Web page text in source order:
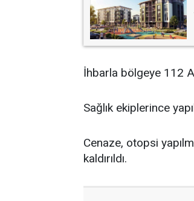
İhbarla bölgeye 112
Sağlık ekiplerince
Cenaze, otopsi
kaldırıldı.